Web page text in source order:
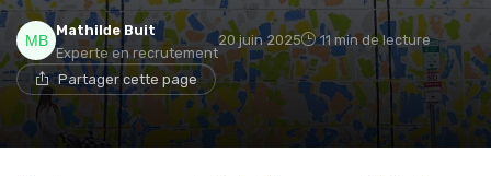
Mathilde Buit
Experte en recrutement
20 juin 2025 11 min de lecture
Partager cette page